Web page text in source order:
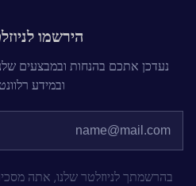
הירשמו
נעדכן אתכם בהנחות ובמבצעים
ובמידע
בהרשמתך לניוזלטר שלנו, אתה